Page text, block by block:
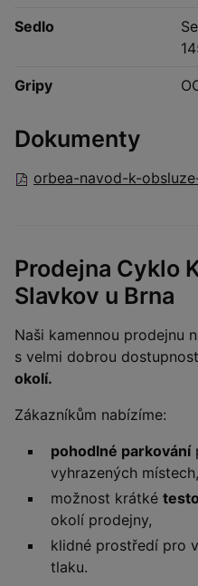
Sedlo
Gripy
Dokumenty
orbea-navod-k-
Prodejna Cyklo
Slavkov u Brna
Naši kamennou prodejnu
s velmi dobrou
okolí.
Zákazníkům nabízíme:
pohodlné parkování
vyhrazených místech,
možnost krátké
okolí prodejny,
klidné prostředí pro
tlaku.